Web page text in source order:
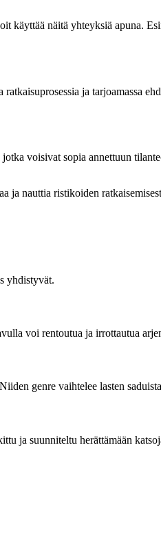
käyttää näitä yhteyksiä apuna.
ja tarjoamassa
voisivat sopia annettuun
ja nauttia ristikoiden
yhdistyvät.
voi rentoutua ja irrottautua
genre vaihtelee lasten
ja suunniteltu herättämään